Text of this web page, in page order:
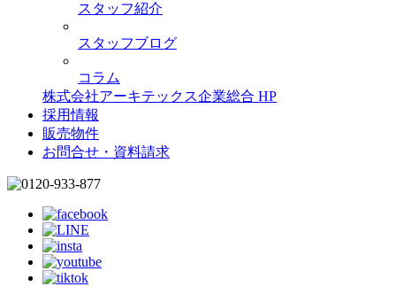
スタッフ紹介
スタッフブログ
コラム
株式会社アーキテックス企業総合 HP
採用情報
販売物件
お問合せ・資料請求